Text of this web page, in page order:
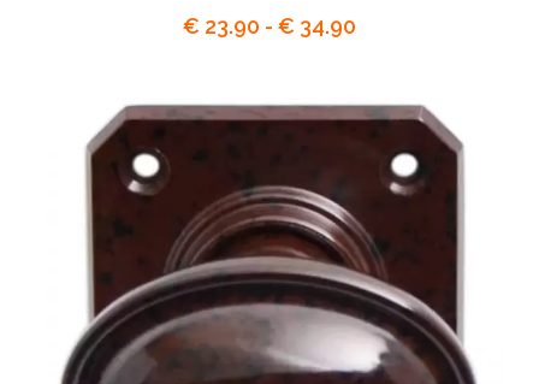
€ 23.90 - € 34.90Prijsklasse:
€ 34.90